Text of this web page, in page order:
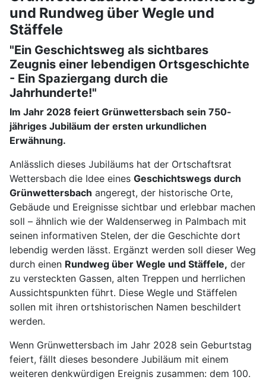
und Rundweg über Wegle und
Stäffele
"Ein Geschichtsweg als sichtbares
Zeugnis einer lebendigen Ortsgeschichte
- Ein Spaziergang durch die
Jahrhunderte!"
Im Jahr 2028 feiert Grünwettersbach sein 750-
jähriges Jubiläum der ersten urkundlichen
Erwähnung.
Anlässlich dieses Jubiläums hat der Ortschaftsrat
Wettersbach die Idee eines Geschichtswegs durch
Grünwettersbach angeregt, der historische Orte,
Gebäude und Ereignisse sichtbar und erlebbar machen
soll – ähnlich wie der Waldenserweg in Palmbach mit
seinen informativen Stelen, der die Geschichte dort
lebendig werden lässt. Ergänzt werden soll dieser Weg
durch einen Rundweg über Wegle und Stäffele, der
zu versteckten Gassen, alten Treppen und herrlichen
Aussichtspunkten führt. Diese Wegle und Stäffelen
sollen mit ihren ortshistorischen Namen beschildert
werden.
Wenn Grünwettersbach im Jahr 2028 sein Geburtstag
feiert, fällt dieses besondere Jubiläum mit einem
weiteren denkwürdigen Ereignis zusammen: dem 100.